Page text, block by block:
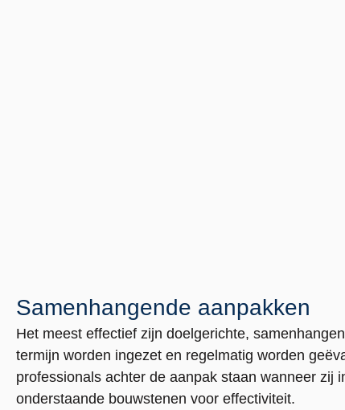
Samenhangende aanpakken
Het meest effectief zijn doelgerichte,
termijn worden ingezet en regelmatig worden
professionals achter de aanpak staan wanneer zij
onderstaande bouwstenen voor effectiviteit.